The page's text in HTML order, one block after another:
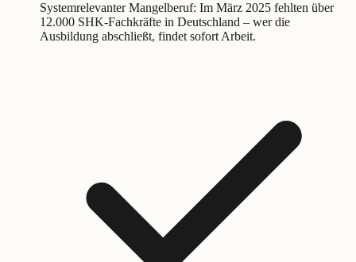
Systemrelevanter Mangelberuf: Im März 2025 fehlten über
12.000 SHK-Fachkräfte in Deutschland – wer die
Ausbildung abschließt, findet sofort Arbeit.